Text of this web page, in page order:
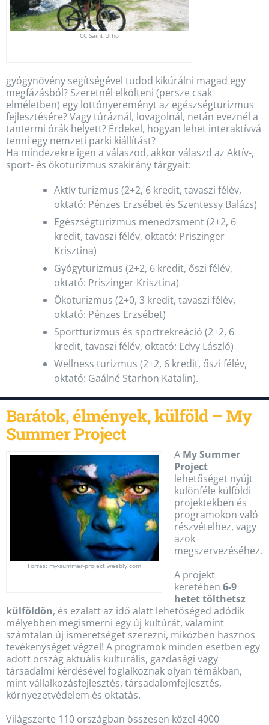
CC Saint Urho
gyógynövény segítségével tudod kikúrálni magad egy
megfázásból? Szeretnél elkölteni (persze csak
elméletben) egy lottónyereményt az egészségturizmus
fejlesztésére? Vagy túráznál, lovagolnál, netán eveznél a
tantermi órák helyett? Érdekel, hogyan lehet interaktívvá
tenni egy nemzeti parki kiállítást?
Ha mindezekre igen a válaszod, akkor válaszd az Aktív-,
sport- és ökoturizmus szakirány tárgyait:
Aktív turizmus (2+2, 6 kredit, tavaszi félév,
oktató: Pénzes Erzsébet és Szentessy Balázs)
Egészségturizmus menedzsment (2+2, 6
kredit, tavaszi félév, oktató: Priszinger
Krisztina)
Gyógyturizmus (2+2, 6 kredit, őszi félév,
oktató: Priszinger Krisztina)
Ökoturizmus (2+0, 3 kredit, tavaszi félév,
oktató: Pénzes Erzsébet)
Sportturizmus és sportrekreáció (2+2, 6
kredit, tavaszi félév, oktató: Edvy László)
Wellness turizmus (2+2, 6 kredit, őszi félév,
oktató: Gaálné Starhon Katalin).
Barátok, élmények, külföld – My
Summer Project
Forrás: my-summer-project.weebly.com
A My Summer
Project
lehetőséget nyújt
különféle külföldi
projektekben és
programokon való
részvételhez, vagy
azok
megszervezéséhez.
A projekt
keretében 6-9
hetet tölthetsz
külföldön, és ezalatt az idő alatt lehetőséged adódik
mélyebben megismerni egy új kultúrát, valamint
számtalan új ismeretséget szerezni, miközben hasznos
tevékenységet végzel! A programok minden esetben egy
adott ország aktuális kulturális, gazdasági vagy
társadalmi kérdésével foglalkoznak olyan témákban,
mint vállalkozásfejlesztés, társadalomfejlesztés,
környezetvédelem és oktatás.
Világszerte 110 országban összesen közel 4000